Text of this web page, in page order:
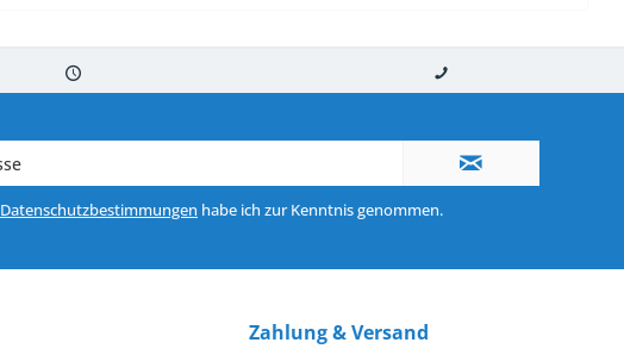
Datenschutzbestimmungen habe ich zur Kenntnis genommen.
Zahlung & Versand